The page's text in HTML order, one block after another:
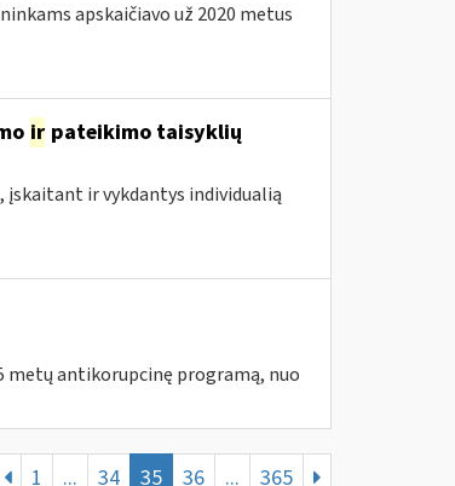
apskaičiavo už 2020 metus
irpateikimo taisyklių
įskaitant ir vykdantys individualią
metų antikorupcinę programą, nuo
1 ... 34 35 36 ... 365